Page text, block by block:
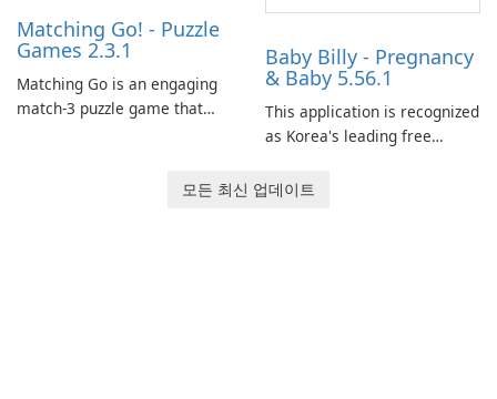
Matching Go! - Puzzle
Games 2.3.1
Matching Go is an engaging
match-3 puzzle game that
Ollie, on an adventurous
Baby Billy - Pregnancy
& Baby 5.56.1
This application is recognized
as Korea's leading free
baby tracking, offering
모든 최신 업데이트